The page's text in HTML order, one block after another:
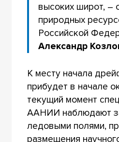
высоких широт, –
природных
Российской
Александр
К месту начала
прибудет в начале
текущий момент
ААНИИ наблюдают
ледовыми полями,
размещения